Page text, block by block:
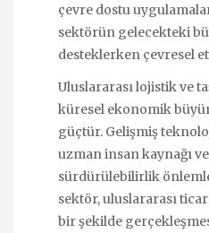
çevre dostu
sektörün gelecekteki
desteklerken çevresel
Uluslararası lojistik ve
küresel ekonomik
güçtür. Gelişmiş
uzman insan kaynağı
sürdürülebilirlik
sektör, uluslararası
bir şekilde